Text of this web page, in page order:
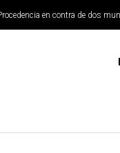
en contra de dos